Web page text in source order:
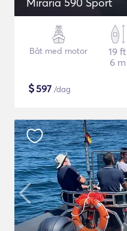
Båt med motor
19 ft
6 m
$597 /dag